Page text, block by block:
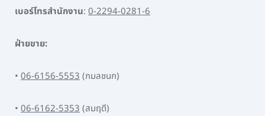
เบอร์โทรสำนักงาน: 0-2294-0281-6
ฝ่ายขาย:
• 06-6156-5553(กมลชนก)
• 06-6162-5353(สมฤดี)